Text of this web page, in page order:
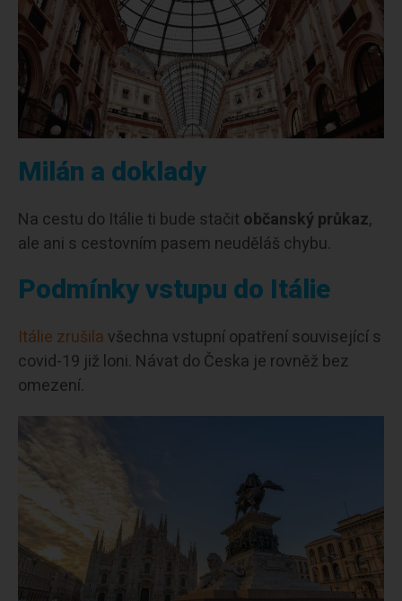
Milán a doklady
Na cestu do Itálie ti bude stačit občanský průkaz,
ale ani s cestovním pasem neuděláš chybu.
Podmínky vstupu do Itálie
Itálie zrušila všechna vstupní opatření související s
covid-19 již loni. Návat do Česka je rovněž bez
omezení.